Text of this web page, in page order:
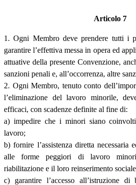
Articolo 7
1. Ogni Membro deve prendere tutti i
garantire l’effettiva messa in opera ed
attuative della presente Convenzione,
sanzioni penali e, all’occorrenza, altre
2. Ogni Membro, tenuto conto
l’eliminazione del lavoro minorile,
efficaci, con scadenze definite al fine di:
a) impedire che i minori siano
lavoro;
b) fornire l’assistenza diretta necessaria
alle forme peggiori di lavoro
riabilitazione e il loro reinserimento
c) garantire l’accesso all’istruzione